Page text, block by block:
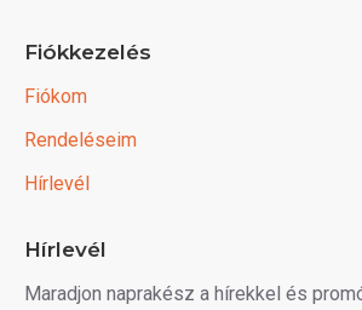
Fiókkezelés
Fiókom
Rendeléseim
Hírlevél
Hírlevél
Maradjon naprakész a hírekkel és